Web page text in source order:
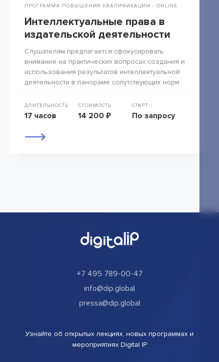
ПРОГРАММА ПОВЫШЕНИЯ КВАЛИФИКАЦИИ - ONLINE
Интеллектуальные права в
издательской деятельности
Слушателям предлагается сфокусировать
внимание на практических вопросах создания и
использования результатов интеллектуальной
деятельности в панораме сопутствующих норм.
ДЛИТЕЛЬНОСТЬ
17 часов
СТОИМОСТЬ
14 200 ₽
СТАРТ
По запросу
+7 495 789-00-47
info@dip.global
pressa@dip.global
Узнайте об открытых лекциях, новых программах и
мероприятиях Digital IP